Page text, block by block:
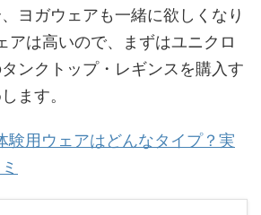
ヨガウェアも一緒に欲しくなり
アは高いので、まずはユニクロ
タンクトップ・レギンスを購入す
ます。
験用ウェアはどんなタイプ？実